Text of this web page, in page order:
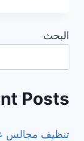
البحث
Posts
تنظيف مجالس